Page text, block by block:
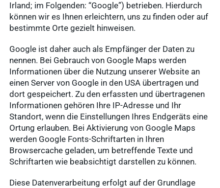
Irland; im Folgenden: “Google”) betrieben. Hierdurch
können wir es Ihnen erleichtern, uns zu finden oder auf
bestimmte Orte gezielt hinweisen.
Google ist daher auch als Empfänger der Daten zu
nennen. Bei Gebrauch von Google Maps werden
Informationen über die Nutzung unserer Website an
einen Server von Google in den USA übertragen und
dort gespeichert. Zu den erfassten und übertragenen
Informationen gehören Ihre IP-Adresse und Ihr
Standort, wenn die Einstellungen Ihres Endgeräts eine
Ortung erlauben. Bei Aktivierung von Google Maps
werden Google Fonts-Schriftarten in Ihren
Browsercache geladen, um betreffende Texte und
Schriftarten wie beabsichtigt darstellen zu können.
Diese Datenverarbeitung erfolgt auf der Grundlage